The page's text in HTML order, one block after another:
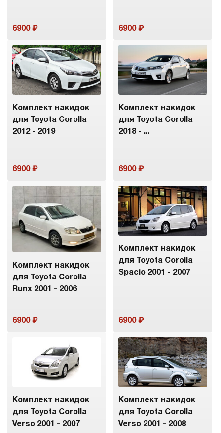
6900 6900
Комплект накидок
для Toyota Corolla
2012 - 2019
6900
Комплект накидок
для Toyota Corolla
2018 - ...
6900
Комплект накидок
для Toyota Corolla
Runx 2001 - 2006
6900
Комплект накидок
для Toyota Corolla
Spacio 2001 - 2007
6900
Комплект накидок
для Toyota Corolla
Verso 2001 - 2007
Комплект накидок
для Toyota Corolla
Verso 2001 - 2008